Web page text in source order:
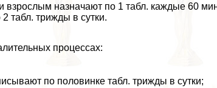
взрослым назначают по 1 табл. каждые 60
табл. трижды в сутки.
процессах:
по половинке табл. трижды в сутки;